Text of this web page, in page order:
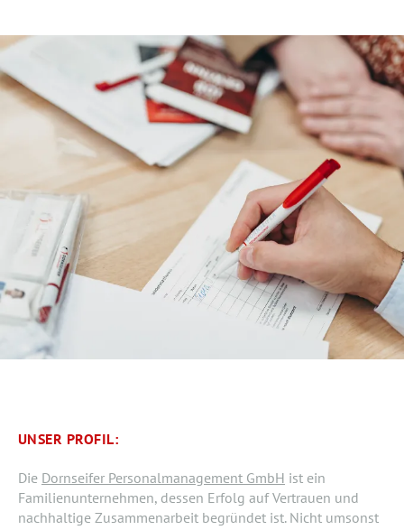
UNSER PROFIL:
Die Dornseifer Personalmanagement GmbH ist ein
Familienunternehmen, dessen Erfolg auf Vertrauen und
nachhaltige Zusammenarbeit begründet ist. Nicht umsonst